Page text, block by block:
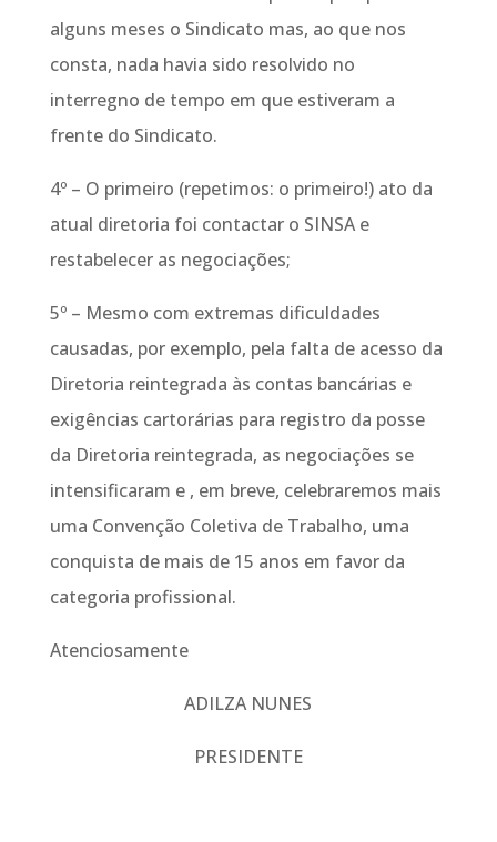
alguns meses o Sindicato mas, ao que nos
consta, nada havia sido resolvido no
interregno de tempo em que estiveram a
frente do Sindicato.
4º – O primeiro (repetimos: o primeiro!) ato da
atual diretoria foi contactar o SINSA e
restabelecer as negociações;
5º – Mesmo com extremas dificuldades
causadas, por exemplo, pela falta de acesso da
Diretoria reintegrada às contas bancárias e
exigências cartorárias para registro da posse
da Diretoria reintegrada, as negociações se
intensificaram e , em breve, celebraremos mais
uma Convenção Coletiva de Trabalho, uma
conquista de mais de 15 anos em favor da
categoria profissional.
Atenciosamente
ADILZA NUNES
PRESIDENTE